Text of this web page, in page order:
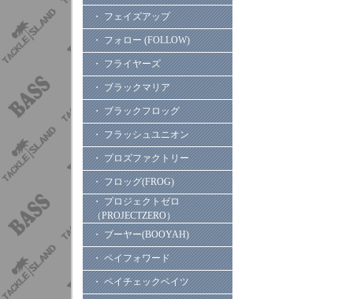
・ フェイズアップ
・ フォロー (FOLLOW)
・ フライヤーズ
・ ブラックマリア
・ ブラックフロッグ
・ フラッシュユニオン
・ プロズファクトリー
・ フロッグ(FROG)
・ プロジェクトゼロ
（PROJECTZERO）
・ ブーヤー(BOOYAH)
・ ペイフォワード
・ ペイチェックベイツ